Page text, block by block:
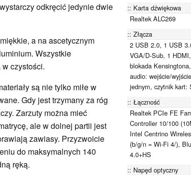
odkręcić jedynie dwie
a na ascetycznym
Wszystkie
czystości.
są nie tylko miłe w
Gdy jest trzymany za róg
Zarzuty można mieć
ale w dolnej partii jest
zawiasy. Przyzwoicie
do maksymalnych 140
ręką.
Karta dźwiękowa
Realtek ALC269
Złącza
2 USB 2.0, 1 USB
VGA/D-Sub, 1
blokada
audio: wejście/
jednym, czytnik kart:
Łączność
Realtek PCIe FE
Controller 10/100
Intel Centrino
(b/g/n = Wi-Fi 4/),
4.0+HS
Napęd optyczny